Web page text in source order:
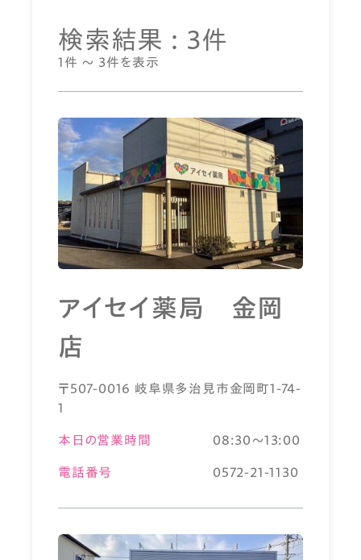
検索結果 : 3件
1件 ～ 3件を表示
アイセイ薬局 金岡
店
〒507-0016 岐阜県多治見市金岡町1-74-
1
本日の営業時間 08:30～13:00
電話番号 0572-21-1130